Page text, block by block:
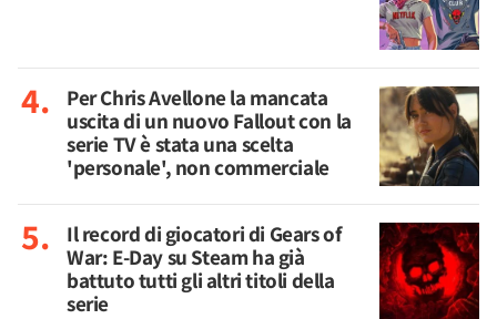
Per Chris Avellone la mancata
uscita di un nuovo Fallout con la
serie TV è stata una scelta
'personale', non commerciale
Il record di giocatori di Gears of
War: E-Day su Steam ha già
battuto tutti gli altri titoli della
serie